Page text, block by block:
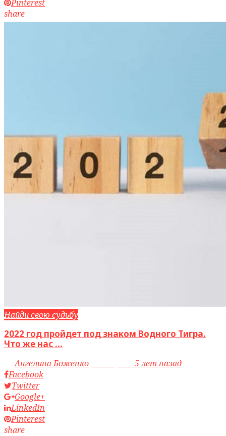
Pinterest
share
Найди свою судьбу
2022 год пройдет под знаком Водного Тигра.
Что же нас ...
byАнгелина Боженко
5 лет назад
Facebook
Twitter
Google+
LinkedIn
Pinterest
share